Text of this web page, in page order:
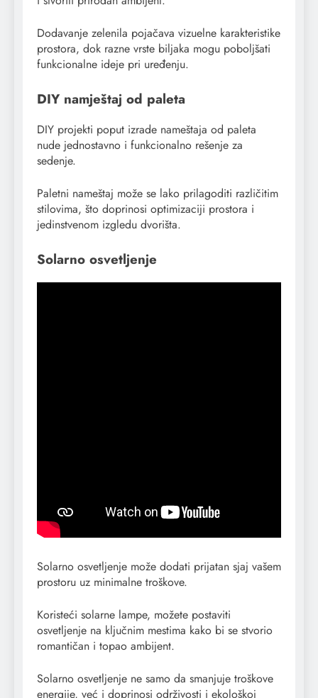
Dodavanje zelenila pojačava vizuelne karakteristike
prostora, dok razne vrste biljaka mogu poboljšati
funkcionalne ideje pri uređenju.
DIY namještaj od paleta
DIY projekti poput izrade nameštaja od paleta
nude jednostavno i funkcionalno rešenje za
sedenje.
Paletni nameštaj može se lako prilagoditi različitim
stilovima, što doprinosi optimizaciji prostora i
jedinstvenom izgledu dvorišta.
Solarno osvetljenje
Solarno osvetljenje može dodati prijatan sjaj vašem
prostoru uz minimalne troškove.
Koristeći solarne lampe, možete postaviti
osvetljenje na ključnim mestima kako bi se stvorio
romantičan i topao ambijent.
Solarno osvetljenje ne samo da smanjuje troškove
energije, već i doprinosi održivosti i ekološkoj